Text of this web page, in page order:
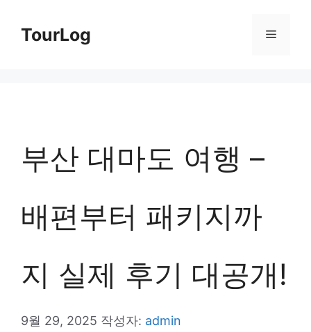
TourLog 메
부산 대마도 여행 –
배편부터 패키지까
지 실제 후기 대공개!
9월 29, 2025 작성자: admin